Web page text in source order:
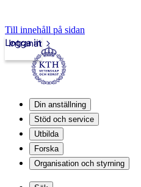
Till innehåll på sidan
Intranät
Logga in
Din anställning
Stöd och service
Utbilda
Forska
Organisation och styrning